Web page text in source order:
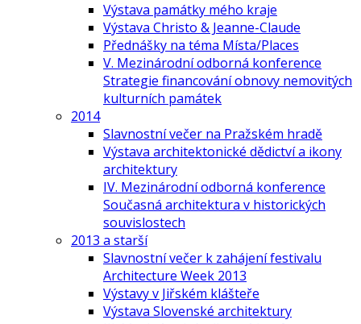
Výstava památky mého kraje
Výstava Christo & Jeanne-Claude
Přednášky na téma Místa/Places
V. Mezinárodní odborná konference
Strategie financování obnovy nemovitých
kulturních památek
2014
Slavnostní večer na Pražském hradě
Výstava architektonické dědictví a ikony
architektury
IV. Mezinárodní odborná konference
Současná architektura v historických
souvislostech
2013 a starší
Slavnostní večer k zahájení festivalu
Architecture Week 2013
Výstavy v Jiřském klášteře
Výstava Slovenské architektury